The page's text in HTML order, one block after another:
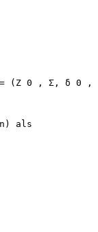
(Z 0 , Σ, δ 0 ,
als